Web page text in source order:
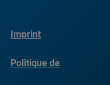
Imprint
Politique de